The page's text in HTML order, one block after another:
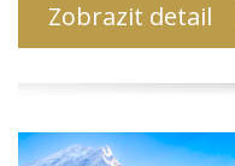
Zobrazit detail